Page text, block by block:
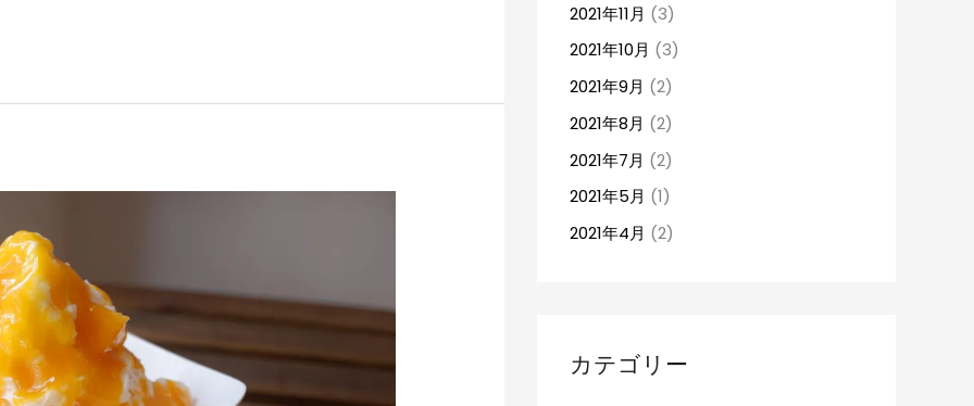
2021年11月 (3)
2021年10月 (3)
2021年9月 (2)
2021年8月 (2)
2021年7月 (2)
2021年5月 (1)
2021年4月 (2)
カテゴリー